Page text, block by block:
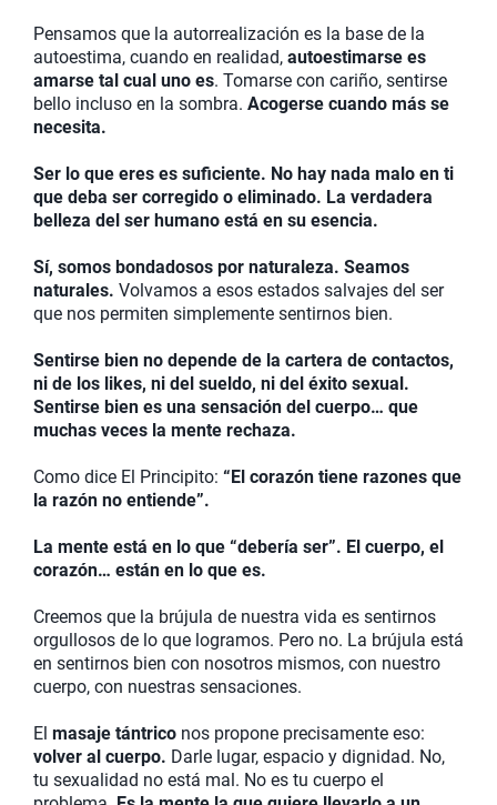
Pensamos que la autorrealización es la base de la
autoestima, cuando en realidad, autoestimarse es
amarse tal cual uno es. Tomarse con cariño, sentirse
bello incluso en la sombra. Acogerse cuando más se
necesita.
Ser lo que eres es suficiente. No hay nada malo en ti
que deba ser corregido o eliminado. La verdadera
belleza del ser humano está en su esencia.
Sí, somos bondadosos por naturaleza. Seamos
naturales. Volvamos a esos estados salvajes del ser
que nos permiten simplemente sentirnos bien.
Sentirse bien no depende de la cartera de contactos,
ni de los likes, ni del sueldo, ni del éxito sexual.
Sentirse bien es una sensación del cuerpo… que
muchas veces la mente rechaza.
Como dice El Principito: “El corazón tiene razones que
la razón no entiende”.
La mente está en lo que “debería ser”. El cuerpo, el
corazón… están en lo que es.
Creemos que la brújula de nuestra vida es sentirnos
orgullosos de lo que logramos. Pero no. La brújula está
en sentirnos bien con nosotros mismos, con nuestro
cuerpo, con nuestras sensaciones.
El masaje tántrico nos propone precisamente eso:
volver al cuerpo. Darle lugar, espacio y dignidad. No,
tu sexualidad no está mal. No es tu cuerpo el